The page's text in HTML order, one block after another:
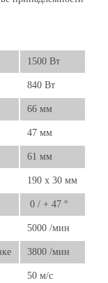
1500 Вт
840 Вт
66 мм
47 мм
61 мм
190 x 30 мм
‌ 0 / + 47 °
5000 /мин
3800 /мин
50 м/с